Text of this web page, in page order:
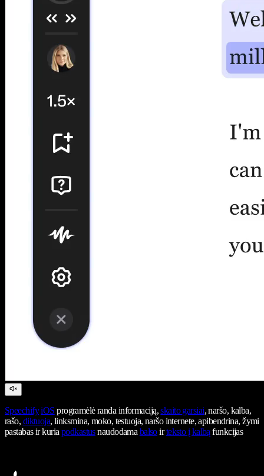
Speechify iOS programėlė randa informaciją,skaito garsiai, naršo, kalba,
rašo, diktuoja, linksmina, moko, testuoja, naršo internete, apibendrina, žymi
pastabas ir kuriapodkastusnaudodamabalsoirteksto į kalbąfunkcijas